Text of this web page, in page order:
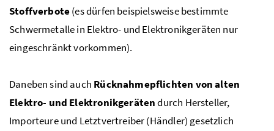
Stoffverbote(es dürfen beispielsweise bestimmte
Schwermetalle in Elektro- und Elektronikgeräten nur
eingeschränkt vorkommen).
Daneben sind auch Rücknahmepflichten von alten
Elektro- und Elektronikgerätendurch Hersteller,
Importeure und Letztvertreiber (Händler) gesetzlich